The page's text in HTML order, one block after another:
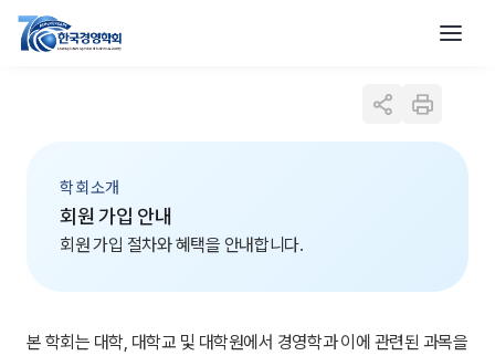
학회소개
회원 가입 안내
회원 가입 절차와 혜택을 안내합니다.
본 학회는 대학, 대학교 및 대학원에서 경영학과 이에 관련된 과목을